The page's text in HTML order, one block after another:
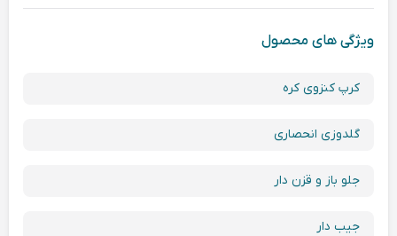
ویژگی های محصول
کرپ کنزوی کره
گلدوزی انحصاری
جلو باز و قزن دار
جیب دار